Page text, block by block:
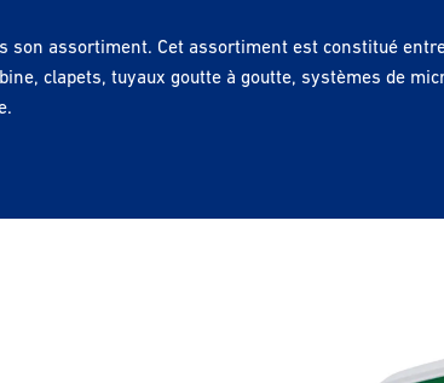
son assortiment. Cet assortiment est constitué
clapets, tuyaux goutte à goutte, systèmes de